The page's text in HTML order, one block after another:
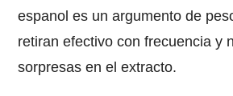
espanol es un argumento de
retiran efectivo con frecuencia y
sorpresas en el extracto.